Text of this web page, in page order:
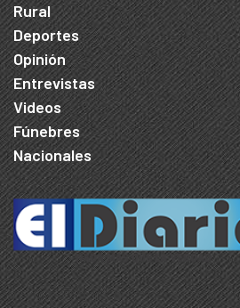
Rural
Deportes
Opinión
Entrevistas
Videos
Fúnebres
Nacionales